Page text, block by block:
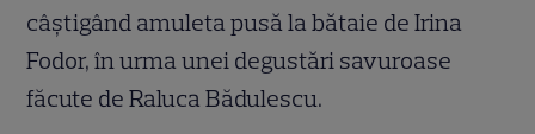
câștigând amuleta pusă la bătaie de Irina
Fodor, în urma unei degustări savuroase
făcute de Raluca Bădulescu.